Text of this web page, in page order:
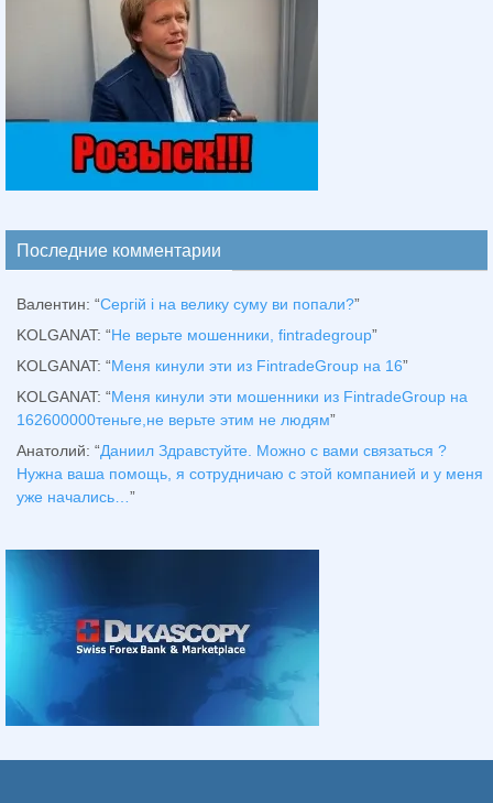
Последние комментарии
Валентин: “Сергій і на велику суму ви попали?”
KOLGANAT: “Не верьте мошенники, fintradegroup”
KOLGANAT: “Меня кинули эти из FintradeGroup на 16”
KOLGANAT: “Меня кинули эти мошенники из FintradeGroup на
162600000теньге,не верьте этим не людям”
Анатолий: “Даниил Здравстуйте. Можно с вами связаться ?
Нужна ваша помощь, я сотрудничаю с этой компанией и у меня
уже начались… ”